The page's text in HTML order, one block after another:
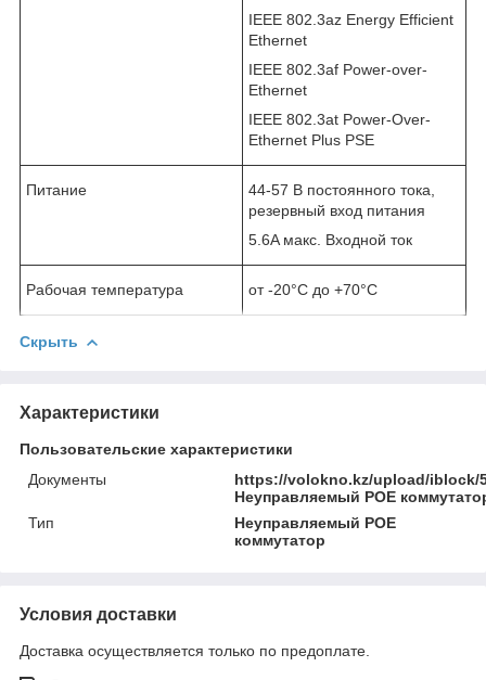
IEEE 802.3az Energy Efficient
Ethernet
IEEE 802.3af Power-over-
Ethernet
IEEE 802.3at Power-Over-
Ethernet Plus PSE
Питание
44-57 В постоянного тока,
резервный вход питания
5.6A макс. Входной ток
Рабочая температура от -20°C до +70°C
Скрыть
Характеристики
Пользовательские характеристики
Документы
https://volokno.kz/upload/iblock/
Неуправляемый POE
Тип
Неуправляемый POE
коммутатор
Условия доставки
Доставка осуществляется только по предоплате.